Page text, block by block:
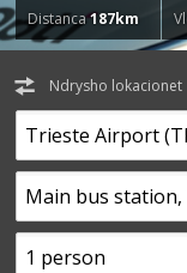
Distanca187km
Ndrysho lokacionet